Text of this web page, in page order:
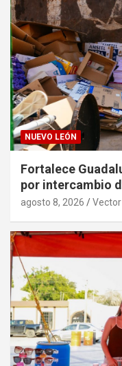
NUEVO LEÓN
Fortalece
por intercambio
agosto 8, 2026